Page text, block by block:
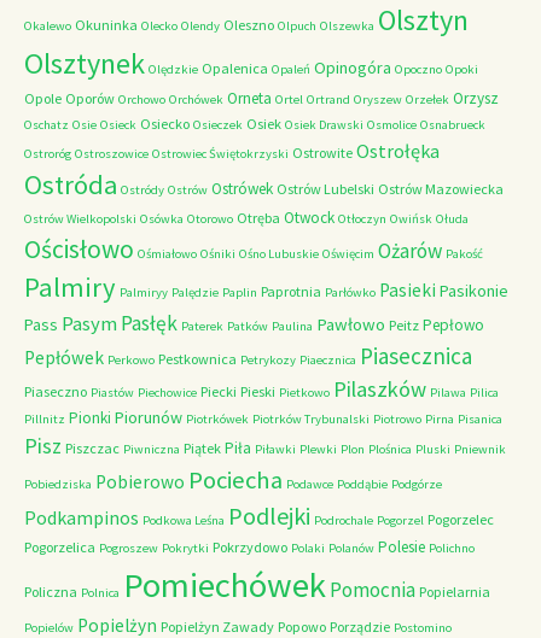
Okalewo Okuninka Olecko Olendy Oleszno Olpuch Olszewka Olsztyn
Olsztynek Olędzkie Opalenica Opaleń Opinogóra Opoczno Opoki
Opole Oporów Orchowo Orchówek Orneta Ortel Ortrand Oryszew Orzełek Orzysz
Oschatz Osie Osieck Osiecko Osieczek Osiek Osiek Drawski Osmolice Osnabrueck
Ostroróg Ostroszowice Ostrowiec Świętokrzyski Ostrowite Ostrołęka
Ostróda Ostródy Ostrów Ostrówek Ostrów Lubelski Ostrów Mazowiecka
Ostrów Wielkopolski Osówka Otorowo Otręba Otwock Otłoczyn Owińsk Ołuda
Ościsłowo Ośmiałowo Ośniki Ośno Lubuskie Oświęcim Ożarów Pakość
Palmiry Palmiryy Palędzie Paplin Paprotnia Parłówko Pasieki Pasikonie
Pass PasymPasłęk Paterek Patków Paulina Pawłowo Peitz Pepłowo
Pepłówek Perkowo Pestkownica Petrykozy Piaecznica Piasecznica
Piaseczno Piastów Piechowice Piecki Pieski Pietkowo Pilaszków Pilawa Pilica
Pillnitz Pionki Piorunów Piotrkówek Piotrków Trybunalski Piotrowo Pirna Pisanica
Pisz Piszczac Piwniczna Piątek Piła Piławki Plewki Plon Plośnica Pluski Pniewnik
Pobiedziska Pobierowo Pociecha Podawce Poddąbie Podgórze
Podkampinos Podkowa Leśna Podlejki Podrochale Pogorzel Pogorzelec
Pogorzelica Pogroszew Pokrytki Pokrzydowo Polaki Polanów Polesie Polichno
Policzna Polnica PomiechówekPomocnia Popielarnia
Popielów Popielżyn Popielżyn Zawady Popowo Porządzie Postomino